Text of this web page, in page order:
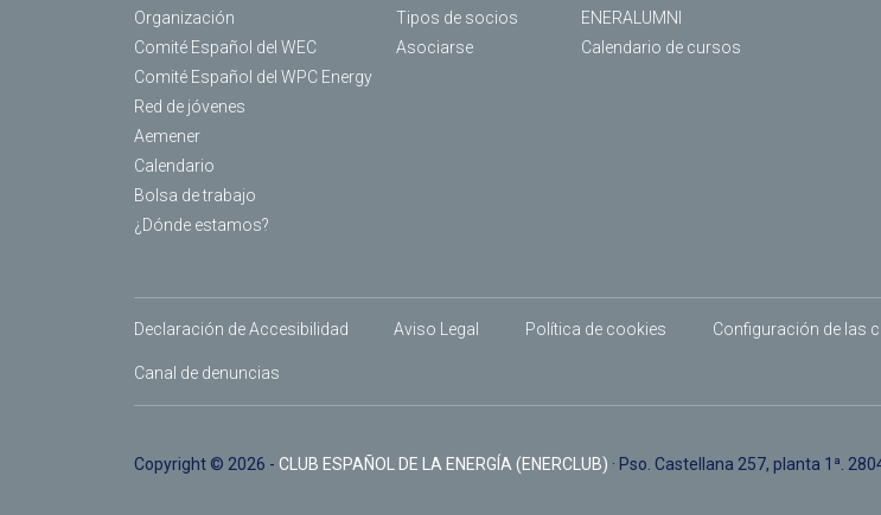
Organización
Comité Español del WEC
Comité Español del WPC Energy
Red de jóvenes
Aemener
Calendario
Bolsa de trabajo
¿Dónde estamos?
Tipos de socios
Asociarse
ENERALUMNI
Calendario de cursos
Declaración de Accesibilidad Aviso Legal Política de cookies Configuración de las
Canal de denuncias
Copyright © 2026 - CLUB ESPAÑOL DE LA ENERGÍA (ENERCLUB) · Pso. Castellana 257, planta 1ª.